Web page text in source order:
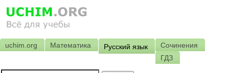
uchim.org Математика Русский язык
Сочинения
ГДЗ